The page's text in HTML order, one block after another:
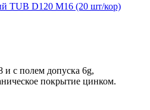
TUB D120 M16 (20 шт/кор)
и с полем допуска 6g,
покрытие цинком.